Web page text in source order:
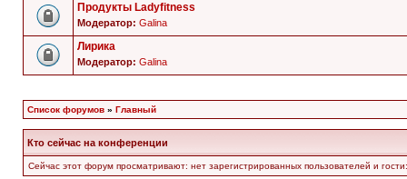
Продукты Ladyfitness
Модератор: Galina
Лирика
Модератор: Galina
Список форумов » Главный
Кто сейчас на конференции
Сейчас этот форум просматривают: нет зарегистрированных пользователей и